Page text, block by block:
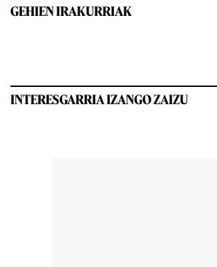
GEHIEN IRAKURRIAK
INTERESGARRIA IZANGO ZAIZU